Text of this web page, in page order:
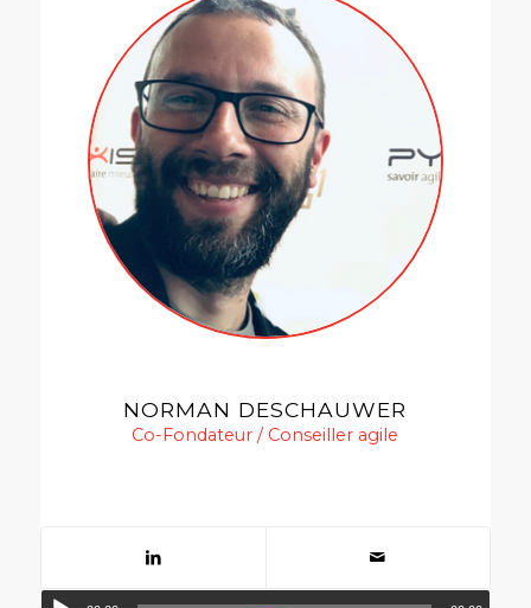
NORMAN DESCHAUWER
Co-Fondateur / Conseiller agile